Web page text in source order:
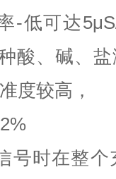
可达5μS/
酸、碱、
度较高，
时在整个